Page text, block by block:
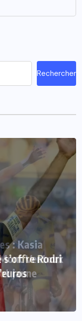
Rechercher
s’offre Rodri